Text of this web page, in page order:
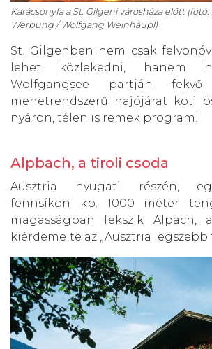
Karácsonyfa a St. Gilgeni városháza előtt
Werbung / Wolfgang Weinhäupl)
St. Gilgenben nem csak
lehet közlekedni, hanem
Wolfgangsee partján fekvő
menetrendszerű hajójárat köti
nyáron, télen is remek program!
Alpbach, a tiroli csoda
Ausztria nyugati részén,
fennsíkon kb. 1000 méter
magasságban fekszik Alpach,
kiérdemelte az „Ausztria legszebb